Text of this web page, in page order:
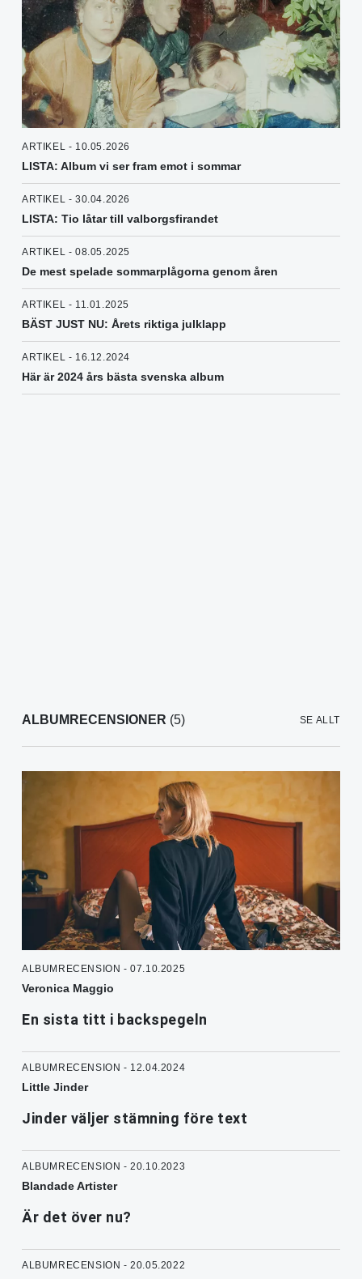
ARTIKEL - 10.05.2026
LISTA: Album vi ser fram emot i sommar
ARTIKEL - 30.04.2026
LISTA: Tio låtar till valborgsfirandet
ARTIKEL - 08.05.2025
De mest spelade sommarplågorna genom åren
ARTIKEL - 11.01.2025
BÄST JUST NU: Årets riktiga julklapp
ARTIKEL - 16.12.2024
Här är 2024 års bästa svenska album
ALBUMRECENSIONER (5) SE ALLT
ALBUMRECENSION - 07.10.2025
Veronica Maggio
En sista titt i backspegeln
ALBUMRECENSION - 12.04.2024
Little Jinder
Jinder väljer stämning före text
ALBUMRECENSION - 20.10.2023
Blandade Artister
Är det över nu?
ALBUMRECENSION - 20.05.2022